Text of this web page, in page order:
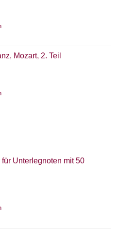
Mozart, 2. Teil
Unterlegnoten mit 50